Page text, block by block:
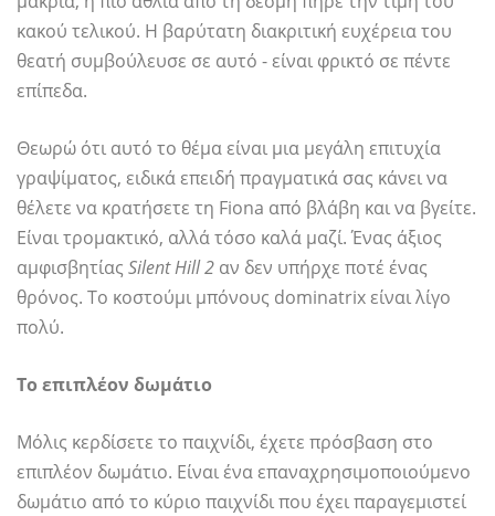
κακού τελικού. Η βαρύτατη διακριτική ευχέρεια του
θεατή συμβούλευσε σε αυτό - είναι φρικτό σε πέντε
επίπεδα.
Θεωρώ ότι αυτό το θέμα είναι μια μεγάλη επιτυχία
γραψίματος, ειδικά επειδή πραγματικά σας κάνει να
θέλετε να κρατήσετε τη Fiona από βλάβη και να βγείτε.
Είναι τρομακτικό, αλλά τόσο καλά μαζί. Ένας άξιος
αμφισβητίας Silent Hill 2 αν δεν υπήρχε ποτέ ένας
θρόνος. Το κοστούμι μπόνους dominatrix είναι λίγο
πολύ.
Το επιπλέον δωμάτιο
Μόλις κερδίσετε το παιχνίδι, έχετε πρόσβαση στο
επιπλέον δωμάτιο. Είναι ένα επαναχρησιμοποιούμενο
δωμάτιο από το κύριο παιχνίδι που έχει παραγεμιστεί